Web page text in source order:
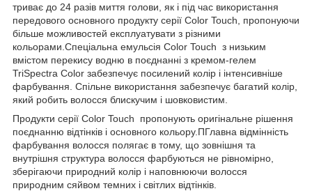
триває до 24 разів миття голови, як і під час використання
передового основного продукту серії Color Touch, пропонуючи
більше можливостей експлуатувати з різними
кольорами.Спеціальна емульсія Color Touch з низьким
вмістом перекису водню в поєднанні з кремом-гелем
TriSpectra Color забезпечує посилений колір і інтенсивніше
фарбування. Спільне використання забезпечує багатий колір,
який робить волосся блискучим і шовковистим.
Продукти серії Color Touch пропонують оригінальне рішення
поєднанню відтінків і основного кольору.ПГлавна відмінність
фарбування волосся полягає в тому, що зовнішня та
внутрішня структура волосся фарбуються не рівномірно,
зберігаючи природний колір і наповнюючи волосся
природним сяйвом темних і світлих відтінків.